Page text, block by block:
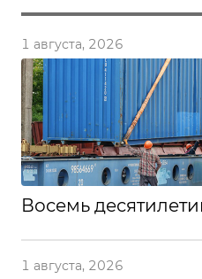
1 августа, 2026
Восемь
1 августа, 2026